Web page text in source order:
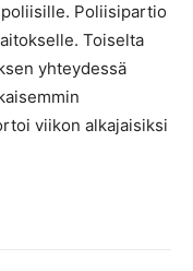
Poliisipartio
Toiselta
yhteydessä
viikon alkajaisiksi